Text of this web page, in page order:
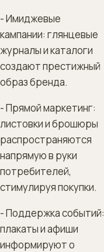
- Имиджевые
кампании: глянцевые
журналы и каталоги
создают престижный
образ бренда.
- Прямой маркетинг:
листовки и брошюры
распространяются
напрямую в руки
потребителей,
стимулируя покупки.
- Поддержка событий:
плакаты и афиши
информируют о